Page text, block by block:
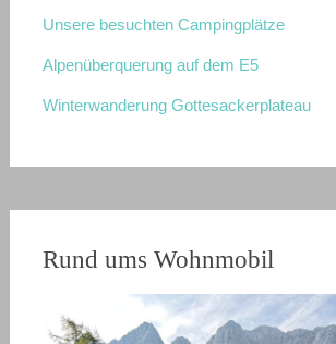
Unsere besuchten Campingplätze
Alpenüberquerung auf dem E5
Winterwanderung Gottesackerplateau
Rund ums Wohnmobil